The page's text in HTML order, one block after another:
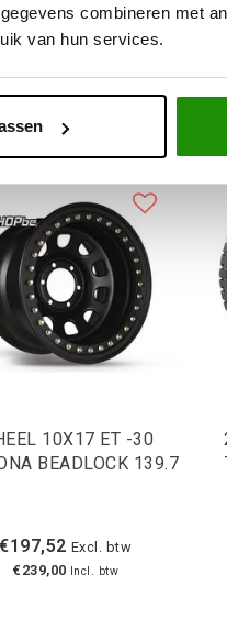
combineren met
van hun services.
10X17 ET -30
BEADLOCK 139.7
€197,52 Excl. btw
€239,00
Incl. btw